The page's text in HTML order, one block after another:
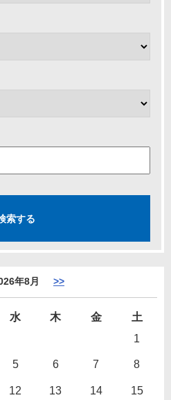
年8月 >>
水 木 金
土
1
5 6 7 8
12 13 14 15